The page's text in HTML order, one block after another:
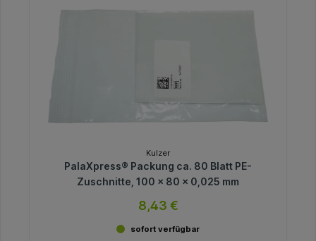
Kulzer
PalaXpress® Packung ca. 80 Blatt PE-
Zuschnitte, 100 x 80 x 0,025 mm
8,43 €
sofort verfügbar